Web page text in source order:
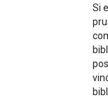
Si